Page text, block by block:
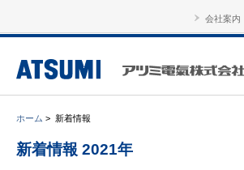
会社案内
ホーム > 新着情報
新着情報 2021年